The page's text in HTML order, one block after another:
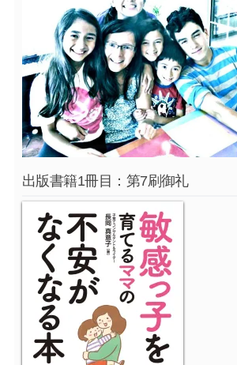
出版書籍1冊目：第7刷御礼